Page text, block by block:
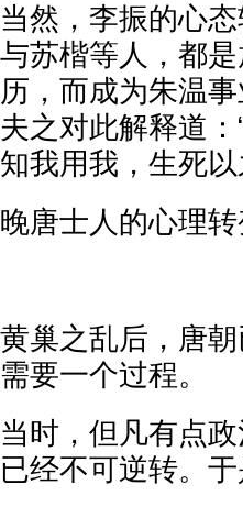
当然，李振的心
与苏楷等人，都
历，而成为朱温
夫之对此解释道
知我用我，生死
晚唐士人的心理
黄巢之乱后，唐
需要一个过程。
当时，但凡有点
已经不可逆转。